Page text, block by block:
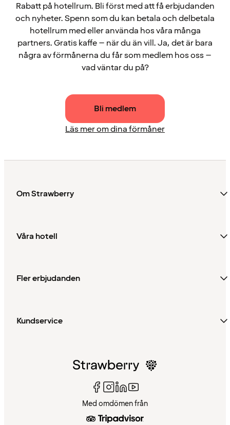
Rabatt på hotellrum. Bli först med att få erbjudanden
och nyheter. Spenn som du kan betala och delbetala
hotellrum med eller använda hos våra många
partners. Gratis kaffe – när du än vill. Ja, det är bara
några av förmånerna du får som medlem hos oss –
vad väntar du på?
Bli medlem
Läs mer om dina förmåner
Om Strawberry
Våra hotell
Fler erbjudanden
Kundservice
Med omdömen från